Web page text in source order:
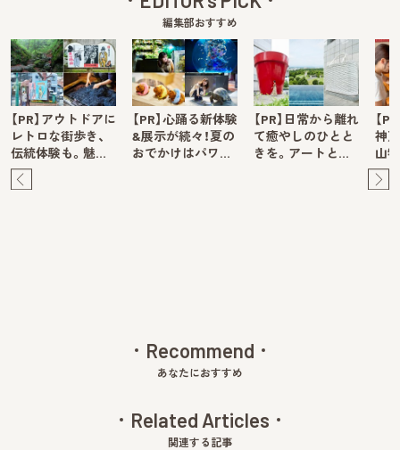
編集部おすすめ
【PR】アウトドアに
レトロな街歩き、
伝統体験も。魅…
【PR】心踊る新体験
&展示が続々！夏の
おでかけはパワ…
【PR】日常から離れ
て癒やしのひとと
きを。アートと…
【
神
山
Recommend
あなたにおすすめ
Related Articles
関連する記事